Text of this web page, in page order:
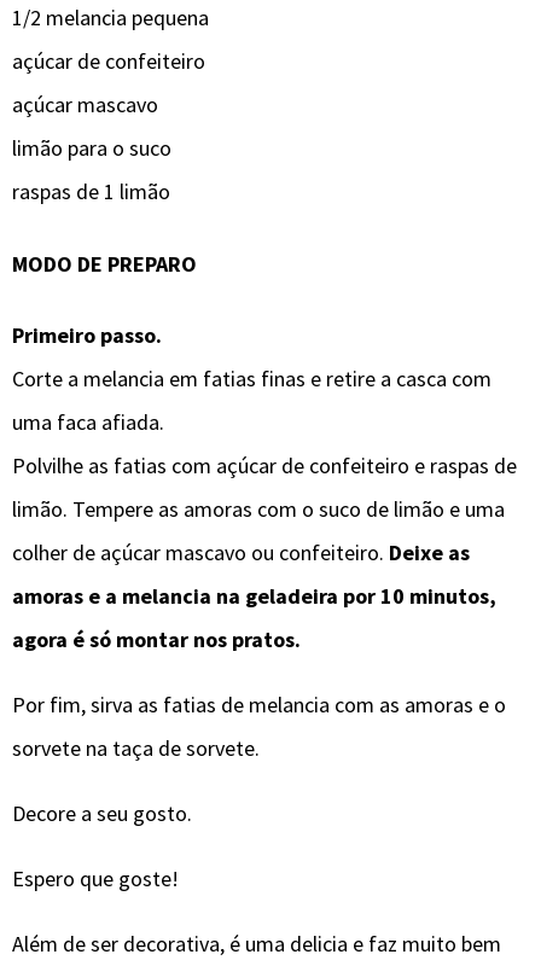
1/2 melancia pequena
açúcar de confeiteiro
açúcar mascavo
limão para o suco
raspas de 1 limão
MODO DE PREPARO
Primeiro passo.
Corte a melancia em fatias finas e retire a casca com
uma faca afiada.
Polvilhe as fatias com açúcar de confeiteiro e raspas de
limão. Tempere as amoras com o suco de limão e uma
colher de açúcar mascavo ou confeiteiro. Deixe as
amoras e a melancia na geladeira por 10 minutos,
agora é só montar nos pratos.
Por fim, sirva as fatias de melancia com as amoras e o
sorvete na taça de sorvete.
Decore a seu gosto.
Espero que goste!
Além de ser decorativa, é uma delicia e faz muito bem